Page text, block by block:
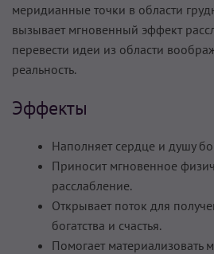
меридианные точки в области
вызывает мгновенный эффект
перевести идеи из области
реальность.
Эффекты
Наполняет сердце и душу
Приносит мгновенное
расслабление.
Открывает поток для
богатства и счастья.
Помогает материализовать